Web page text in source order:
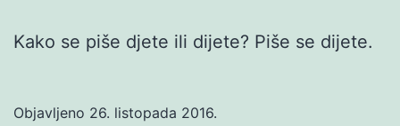
Kako se piše djete ili dijete? Piše se dijete.
Objavljeno 26. listopada 2016.